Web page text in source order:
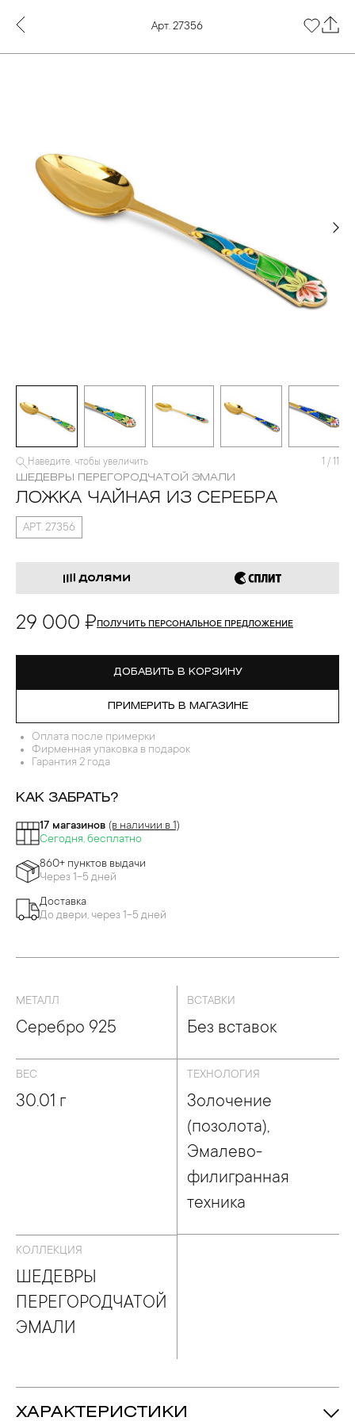
Арт. 27356
Наведите, чтобы увеличить 1 / 11
ШЕДЕВРЫ ПЕРЕГОРОДЧАТОЙ ЭМАЛИ
ЛОЖКА ЧАЙНАЯ ИЗ СЕРЕБРА
АРТ. 27356
29 000 ₽ ПОЛУЧИТЬ ПЕРСОНАЛЬНОЕ ПРЕДЛОЖЕНИЕ
ДОБАВИТЬ В КОРЗИНУ
ПРИМЕРИТЬ В МАГАЗИНЕ
Оплата после примерки
Фирменная упаковка в подарок
Гарантия 2 года
КАК ЗАБРАТЬ?
17 магазинов (в наличии в 1)
Сегодня, бесплатно
860+ пунктов выдачи
Через 1-5 дней
Доставка
До двери, через 1-5 дней
МЕТАЛЛ
Серебро 925
ВСТАВКИ
Без вставок
ВЕС
30.01 г
ТЕХНОЛОГИЯ
Золочение
(позолота),
Эмалево-
филигранная
техника
КОЛЛЕКЦИЯ
ШЕДЕВРЫ
ПЕРЕГОРОДЧАТОЙ
ЭМАЛИ
ХАРАКТЕРИСТИКИ